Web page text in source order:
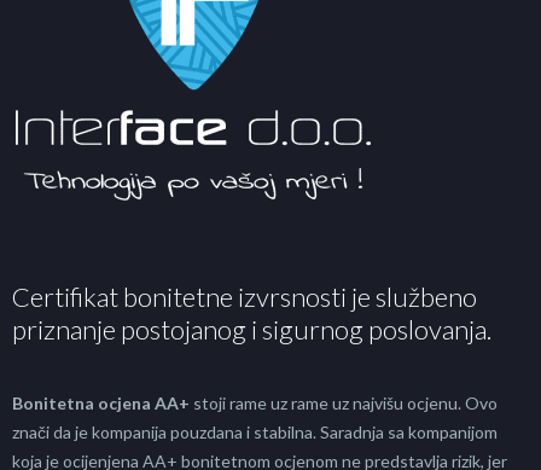
Certifikat bonitetne izvrsnosti je službeno
priznanje postojanog i sigurnog poslovanja.
Bonitetna ocjena AA+ stoji rame uz rame uz najvišu ocjenu. Ovo
znači da je kompanija pouzdana i stabilna. Saradnja sa kompanijom
koja je ocijenjena AA+ bonitetnom ocjenom ne predstavlja rizik, jer